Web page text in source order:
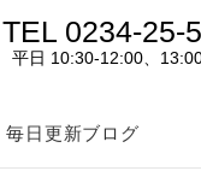
TEL 0234-25-
平日 10:30-12:00、
毎日更新ブログ